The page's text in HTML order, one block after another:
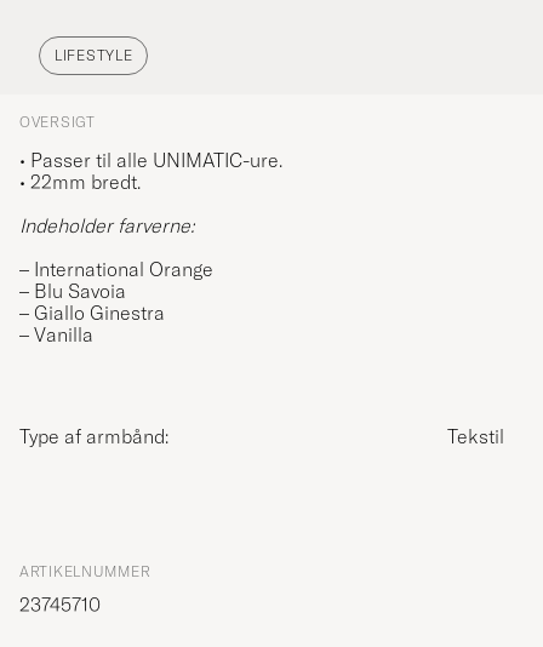
LIFESTYLE
OVERSIGT
• Passer til alle UNIMATIC-ure.
• 22mm bredt.
Indeholder farverne:
– International Orange
– Blu Savoia
– Giallo Ginestra
– Vanilla
Type af armbånd: Tekstil
ARTIKELNUMMER
23745710